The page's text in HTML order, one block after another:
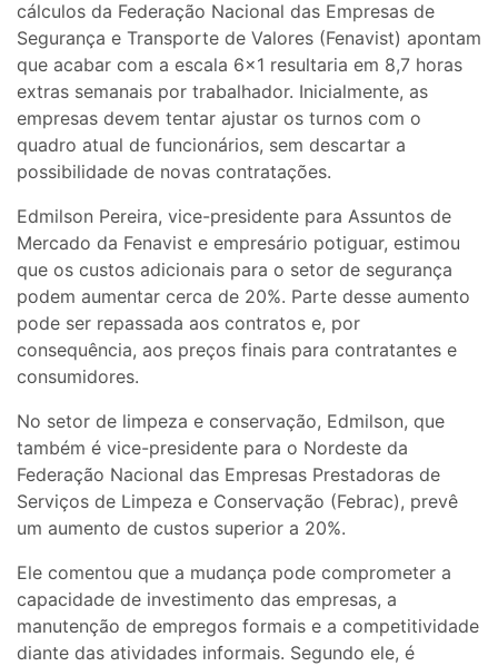
cálculos da Federação Nacional das Empresas de
Segurança e Transporte de Valores (Fenavist) apontam
que acabar com a escala 6×1 resultaria em 8,7 horas
extras semanais por trabalhador. Inicialmente, as
empresas devem tentar ajustar os turnos com o
quadro atual de funcionários, sem descartar a
possibilidade de novas contratações.
Edmilson Pereira, vice-presidente para Assuntos de
Mercado da Fenavist e empresário potiguar, estimou
que os custos adicionais para o setor de segurança
podem aumentar cerca de 20%. Parte desse aumento
pode ser repassada aos contratos e, por
consequência, aos preços finais para contratantes e
consumidores.
No setor de limpeza e conservação, Edmilson, que
também é vice-presidente para o Nordeste da
Federação Nacional das Empresas Prestadoras de
Serviços de Limpeza e Conservação (Febrac), prevê
um aumento de custos superior a 20%.
Ele comentou que a mudança pode comprometer a
capacidade de investimento das empresas, a
manutenção de empregos formais e a competitividade
diante das atividades informais. Segundo ele, é